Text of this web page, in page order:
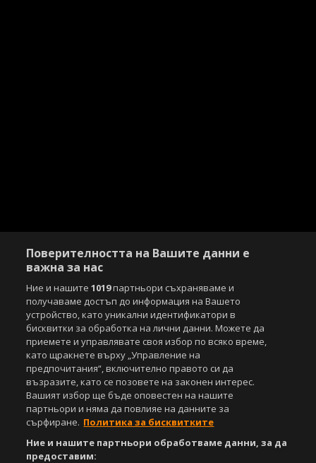
Поверителността на Вашите данни е
важна за нас
Ние и нашите1019партньори съхраняваме и
получаваме достъп до информация на Вашето
устройство, като уникални идентификатори в
бисквитки за обработка на лични данни. Можете да
приемете и управлявате своя избор по всяко време,
като щракнете върху „Управление на
предпочитания“, включително правото си да
възразите, като се позовете на законен интерес.
Вашият избор ще бъде оповестен на нашите
партньори и няма да повлияе на данните за
сърфиране. Политика за бисквитките
Ние и нашите партньори обработваме данни, за да
предоставим: